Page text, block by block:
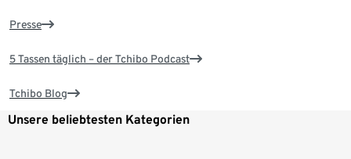
Presse
5 Tassen täglich – der Tchibo Podcast
Tchibo Blog
Unsere beliebtesten Kategorien